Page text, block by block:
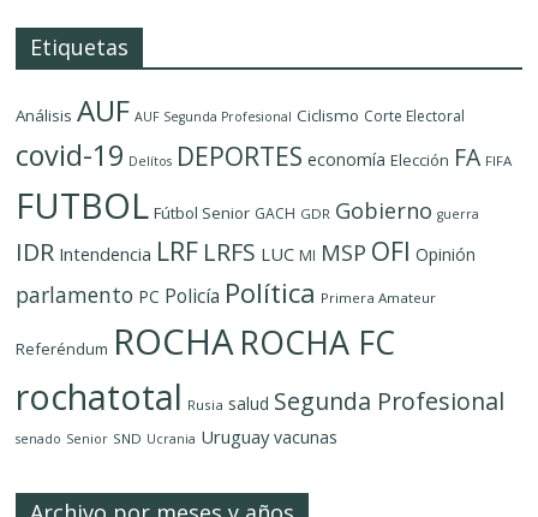
Etiquetas
Análisis AUF AUF Segunda Profesional Ciclismo Corte Electoral
covid-19 Delítos DEPORTES economía Elección FA FIFA
FUTBOL Fútbol Senior GACH GDR Gobierno guerra
IDR Intendencia LRF LRFS LUC MI MSP OFI Opinión
parlamento PC Policía Política Primera Amateur
Referéndum ROCHAROCHA FC
rochatotal Rusia salud Segunda Profesional
senado Senior SND Ucrania Uruguay vacunas